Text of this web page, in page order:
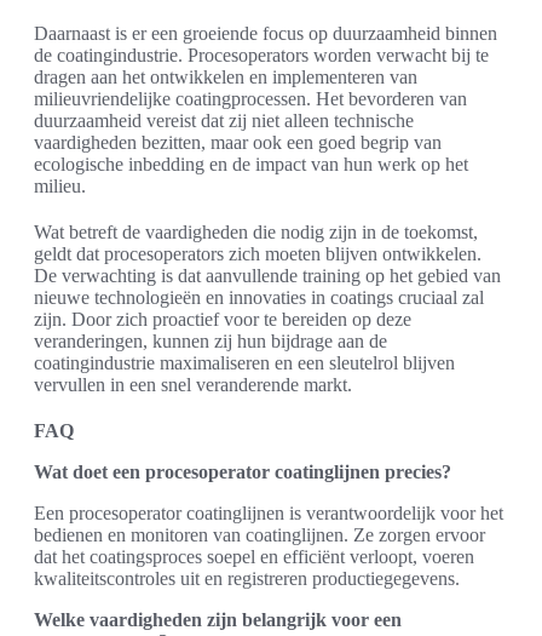
Daarnaast is er een groeiende focus op duurzaamheid binnen
de coatingindustrie. Procesoperators worden verwacht bij te
dragen aan het ontwikkelen en implementeren van
milieuvriendelijke coatingprocessen. Het bevorderen van
duurzaamheid vereist dat zij niet alleen technische
vaardigheden bezitten, maar ook een goed begrip van
ecologische inbedding en de impact van hun werk op het
milieu.
Wat betreft de vaardigheden die nodig zijn in de toekomst,
geldt dat procesoperators zich moeten blijven ontwikkelen.
De verwachting is dat aanvullende training op het gebied van
nieuwe technologieën en innovaties in coatings cruciaal zal
zijn. Door zich proactief voor te bereiden op deze
veranderingen, kunnen zij hun bijdrage aan de
coatingindustrie maximaliseren en een sleutelrol blijven
vervullen in een snel veranderende markt.
FAQ
Wat doet een procesoperator coatinglijnen precies?
Een procesoperator coatinglijnen is verantwoordelijk voor het
bedienen en monitoren van coatinglijnen. Ze zorgen ervoor
dat het coatingsproces soepel en efficiënt verloopt, voeren
kwaliteitscontroles uit en registreren productiegegevens.
Welke vaardigheden zijn belangrijk voor een